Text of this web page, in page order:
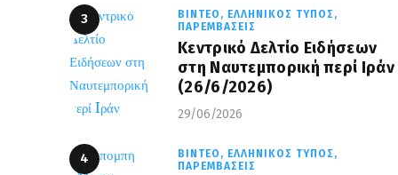
ΒΊΝΤΕΟ, ΕΛΛΗΝΙΚΌΣ ΤΎΠΟΣ,
ΠΑΡΕΜΒΆΣΕΙΣ
Κεντρικό Δελτίο Ειδήσεων
στη Ναυτεμπορική περί Iράν
(26/6/2026)
29/06/2026
ΒΊΝΤΕΟ, ΕΛΛΗΝΙΚΌΣ ΤΎΠΟΣ,
ΠΑΡΕΜΒΆΣΕΙΣ